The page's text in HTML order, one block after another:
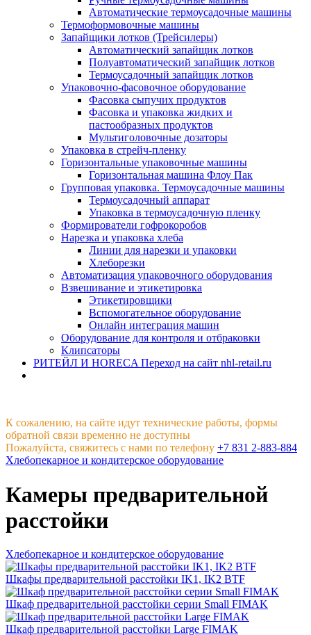
Автоматические термоусадочные машины
Термоформовочные машины
Запайщики лотков (Трейсилеры)
Автоматический запайщик лотков
Полуавтоматический запайщик лотков
Термоусадочный запайщик лотков
Упаковочно-фасовочное оборудование
Фасовка сыпучих продуктов
Фасовка и упаковка жидких и
пастообразных продуктов
Мультиголовочные дозаторы
Упаковка в стрейч-пленку
Горизонтальные упаковочные машины
Горизонтальная машина Флоу Пак
Групповая упаковка. Термоусадочные машины
Термоусадочный аппарат
Упаковка в термоусадочную пленку
Формирователи гофрокоробов
Нарезка и упаковка хлеба
Линии для нарезки и упаковки
Хлеборезки
Автоматизация упаковочного оборудования
Взвешивание и этикетировка
Этикетировщики
Вспомогательное оборудование
Онлайн интеграция машин
Оборудование для контроля и отбраковки
Клипсаторы
РИТЕЙЛ И HORECAПереход на сайт nhl-retail.ru
К сожалению, на сайте идут технические работы, формы
обратной связи временно не доступны
Пожалуйста, свяжитесь с нами по телефону +7 831 2-883-884
Хлебопекарное и кондитерское оборудование
Камеры предварительной
расстойки
Хлебопекарное и кондитерское оборудование
Шкафы предварительной расстойки IK1, IK2 BTF
Шкаф предварительной расстойки серии Small FIMAK
Шкаф предварительной расстойки Large FIMAK